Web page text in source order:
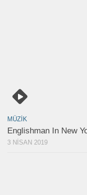
MÜZIK
Englishman In New
3 NISAN 2019